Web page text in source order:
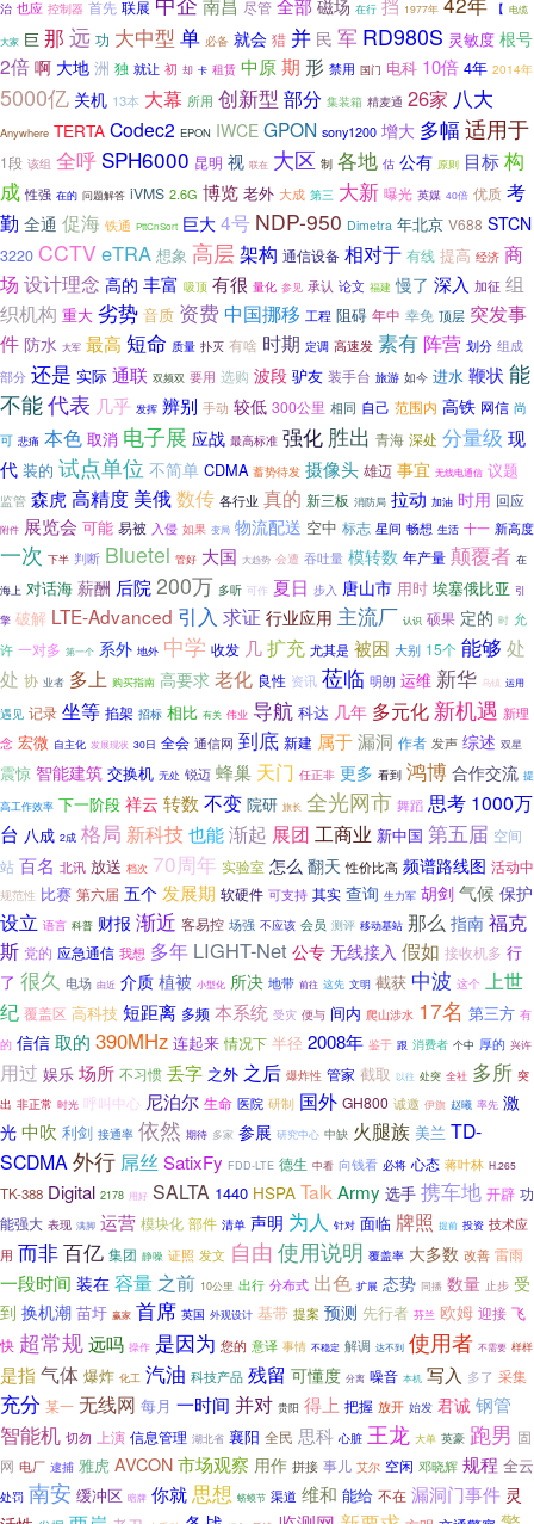
治 也应 控制器 首先 联展 南昌 尽管 全部 磁场 在行 挡 1977年 【 电缆
大家 巨 那 远 功 大中型 单 必备 就会 猎 并 民 军 RD980S 灵敏度 根号
2倍 啊 大地 洲 独 就让 初 却 卡 租赁 中原期 形 禁用 国门 电科 10倍 4年 2014年
5000亿 关机 13本 大幕 所用 创新型 部分 集装箱 精麦通 26家 八大
Anywhere TERTA Codec2 EPON IWCE GPON sony1200 增大 多幅 适用于
1段 该组 全呼 SPH6000 昆明 视 联在 大区 制 各地 估 公有 原则 目标构
成 性强 在的 问题解答 iVMS 2.6G 博览 老外 大成 第三 大新 曝光 英媒 40倍 优质 考
勤 全通 促海 铁通 PttCnSort 巨大 4号 NDP-950 Dimetra 年北京 V688 STCN
3220 CCTV eTRA 想象 高层架构 通信设备 相对于 有线 提高 经济 商
场 设计理念 高的 丰富 吸顶 有很 量化 参见 承认 论文 福建 慢了 深入 加征 组
织机构 重大 劣势 音质 资费 中国挪移 工程 阻碍 年中 幸免 顶层 突发事
件 防水 大军 最高 短命 质量 扑灭 有啥 时期 定调 高速发 素有 阵营 划分 组成
部分 还是 实际 通联 双频双 要用 选购 波段 驴友 装手台 旅游 如今 进水 鞭状 能
不能代表 几乎 发挥 辨别 手动 较低 300公里 相同 自己 范围内 高铁 网信 尚
可 悲痛 本色 取消 电子展 应战 最高标准 强化 胜出 青海 深处 分量级 现
代 装的 试点单位 不简单 CDMA 蓄势待发 摄像头 雄迈 事宜 无线电通信 议题
监管 森虎高精度 美俄数传 各行业 真的 新三板 消防局 拉动 加油 时用 回应
附件 展览会 可能 易被 入侵 如果 变局 物流配送 空中 标志 星间 畅想 生活 十一 新高度
一次 下半 判断 Bluetel 管好 大国 大趋势 会遭 吞吐量 模转数 年产量 颠覆者 在
海上 对话海 薪酬 后院 200万 多听 可作 夏日 步入 唐山市 用时 埃塞俄比亚 引
擎 破解 LTE-Advanced 引入 求证 行业应用 主流厂 认识 硕果 定的 时 允
许 一对多 第一个 系外 地外 中学 收发 几扩充 尤其是 被困 大别 15个 能够 处
处 协 业者 多上 购买指南 高要求 老化 良性 资讯 莅临 明朗 运维 新华 乌镇 运用
遇见 记录 坐等 掐架 招标 相比 有关 伟业 导航 科达 几年 多元化 新机遇 新理
念 宏微 自主化 发展现状 30日 全会 通信网 到底 新建 属于漏洞 作者 发声 综述 双星
震惊 智能建筑 交换机 无处 锐迈 蜂巢 天门 任正非 更多 看到 鸿博 合作交流 提
高工作效率 下一阶段 祥云 转数 不变 院研 旅长 全光网市 舞蹈 思考 1000万
台 八成 2成 格局 新科技 也能渐起 展团 工商业 新中国 第五届 空间
站 百名 北讯 放送 档次 70周年 实验室 怎么 翻天 性价比高 频谱路线图 活动中
规范性 比赛 第六届 五个 发展期 软硬件 可支持 其实 查询 生力军 胡剑 气候 保护
设立 语言 科普 财报 渐近 客易控 场强 不应该 会员 测评 移动基站 那么 指南 福克
斯 党的 应急通信 我想 多年 LIGHT-Net 公专 无线接入 假如 接收机多 行
了 很久 电场 由近 介质 植被 小型化 所决 地带 前往 这先 文明 截获 中波 这个 上世
纪 覆盖区 高科技 短距离 多频 本系统 受灾 便与 间内 爬山涉水 17名 第三方 有
的 信信 取的 390MHz 连起来 情况下 半径 2008年 鉴于 跟 消费者 个中 厚的 兴许
用过 娱乐 场所 不习惯 丢字 之外 之后 爆炸性 管家 截取 以往 处突 全社 多所 突
出 非正常 时光 呼叫中心 尼泊尔 生命 医院 研制 国外 GH800 诚邀 伊旗 赵曦 率先 激
光中吹 利剑 接通率 依然 期待 多家 参展 研究中心 中缺 火腿族 美兰 TD-
SCDMA外行 屌丝 SatixFy FDD-LTE 德生 中看 向钱看 必将 心态 蒋叶林 H.265
TK-388 Digital 2178 用好 SALTA 1440 HSPA Talk Army 选手 携车地 开辟 功
能强大 表现 满脚 运营 模块化 部件 清单 声明 为人 针对 面临 牌照 提前 投资 技术应
用 而非百亿 集团 静噪 证照 发文 自由 使用说明 覆盖率 大多数 改善 雷雨
一段时间 装在 容量 之前 10公里 出行 分布式 出色 扩展 态势 同播 数量 止步 受
到 换机潮 苗圩 赢家 首席 英国 外观设计 基带 提案 预测 先行者 芬兰 欧姆 迎接 飞
快 超常规远吗 操作 是因为 您的 意译 事情 不稳定 解调 达不到 使用者 不需要 样样
是指 气体 爆炸 化工 汽油 科技产品 残留 可懂度 分离 噪音 本机 写入 多了 采集
充分 某一 无线网 每月 一时间 并对 贵阳 得上 把握 放开 始发 君诚 钢管
智能机 切勿 上演 信息管理 湖北省 襄阳 全民 思科 心脏 王龙 大单 英豪 跑男 固
网 电厂 逮捕 雅虎 AVCON 市场观察 用作 拼接 事儿 艾尔 空闲 邓晓辉 规程 全云
处罚 南安 缓冲区 暗牌 你就思想 蛴蟆节 渠道 维和 能给 不在 漏洞门事件 灵